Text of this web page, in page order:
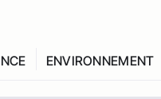
ENVIRONNEMENT